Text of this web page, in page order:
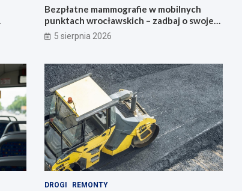
Bezpłatne mammografie w mobilnych
punktach wrocławskich – zadbaj o swoje
zdrowie!
5 sierpnia 2026
DROGI REMONTY